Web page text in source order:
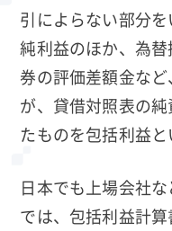
引によらない部分
純利益のほか、為
券の評価差額金な
が、貸借対照表の
たものを包括利益と
日本でも上場会社
では、包括利益計